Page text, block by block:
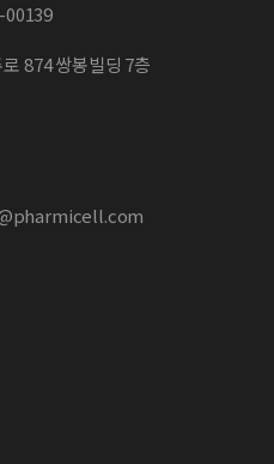
00139
874 쌍봉빌딩 7층